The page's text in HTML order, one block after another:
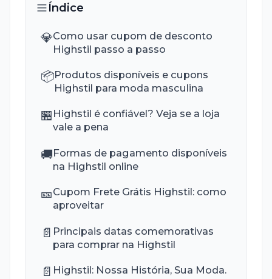
Índice
💎Como usar cupom de desconto
Highstil passo a passo
📦Produtos disponíveis e cupons
Highstil para moda masculina
🏪 Highstil é confiável? Veja se a loja
vale a pena
🚚Formas de pagamento disponíveis
na Highstil online
🎫Cupom Frete Grátis Highstil: como
aproveitar
📄 Principais datas comemorativas
para comprar na Highstil
📄 Highstil: Nossa História, Sua Moda.